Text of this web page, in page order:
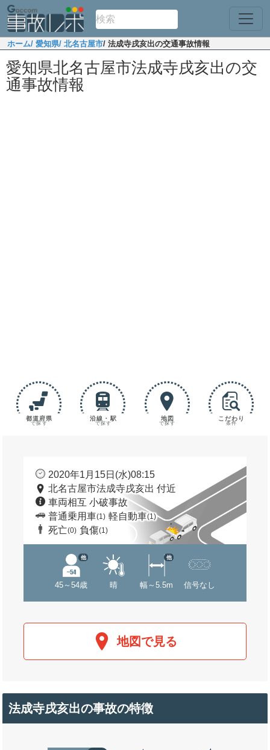
ホーム/ 愛知県/ 北名古屋市/ 法成寺戌亥出の交通事故情報
愛知県北名古屋市法成寺戌亥出の交
通事故情報
都道府県
で探す
沿線・駅
で探す
地図
で探す
こだわり
条件
2020年1月15日(水)08:15
北名古屋市法成寺戌亥出 付近
車両相互 小破事故
普通乗用車(1) 軽自動車(1)
死亡(0) 負傷(1)
45～54歳
他
晴 幅～5.5m
他
信号なし
地図で見る
法成寺戌亥出の事故の特徴